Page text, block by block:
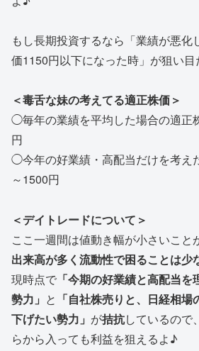
もし長期投資するなら「業績が悪化
価1150円以下になった時」が狙い
＜毒舌な妹の考えてる適正株価＞
◯毎年の業績を平均した場合の適正
円
◯今年の好業績・高配当だけを考え
～1500円
＜デイトレードについて＞
ここ一週間は値動き幅が小さいこと
出来高が多く流動性で困ることは少
現時点で 「今期の好業績と高配当
勢力」 と 「自社株売りと、日経相
下げたい勢力」 が拮抗しているの
らから入っても利益を狙えるよ♪